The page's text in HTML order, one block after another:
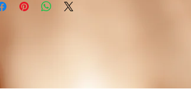
명은 소비자들에게 내 제품 구매에 대한 확신을 심어